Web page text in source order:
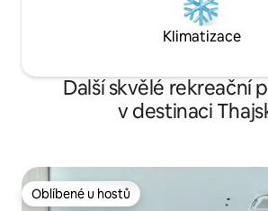
Klimatizace
Další skvělé rekreační
v destinaci
Oblíbené u hostů
Oblíbené u hostů